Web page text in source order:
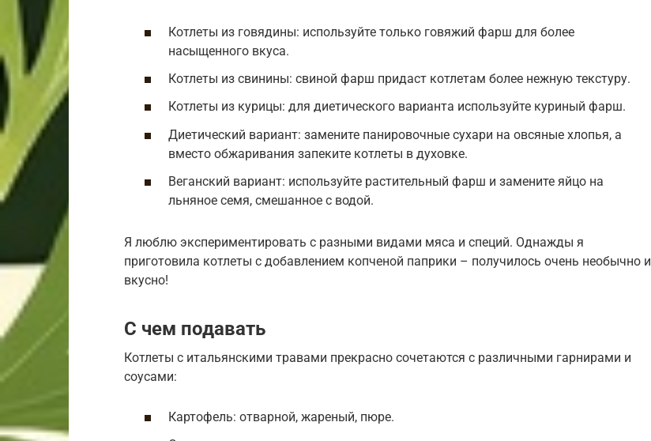
Котлеты из говядины: используйте только говяжий фарш для более
насыщенного вкуса.
Котлеты из свинины: свиной фарш придаст котлетам более нежную текстуру.
Котлеты из курицы: для диетического варианта используйте куриный фарш.
Диетический вариант: замените панировочные сухари на овсяные хлопья, а
вместо обжаривания запеките котлеты в духовке.
Веганский вариант: используйте растительный фарш и замените яйцо на
льняное семя, смешанное с водой.
Я люблю экспериментировать с разными видами мяса и специй. Однажды я
приготовила котлеты с добавлением копченой паприки – получилось очень необычно и
вкусно!
С чем подавать
Котлеты с итальянскими травами прекрасно сочетаются с различными гарнирами и
соусами:
Картофель: отварной, жареный, пюре.